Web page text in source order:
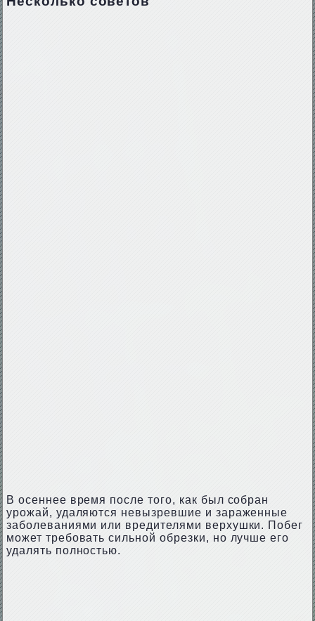
В осеннее время после того, как был собран
урожай, удаляются невызревшие и зараженные
заболеваниями или вредителями верхушки. Побег
может требовать сильной обрезки, но лучше его
удалять полностью.